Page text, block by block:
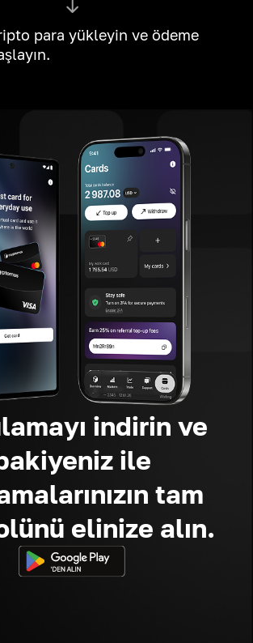
para yükleyin ve ödeme
indirin ve
ile
tam
elinize alın.